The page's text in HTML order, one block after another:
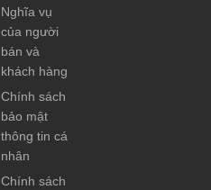
Nghĩa vụ
của người
bán và
khách hàng
Chính sách
bảo mật
thông tin cá
nhân
Chính sách